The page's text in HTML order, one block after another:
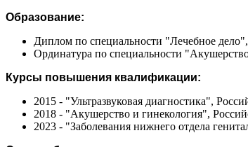
Образование:
Диплом по специальности "Лечебное
Ординатура по специальности
Курсы повышения квалификации:
2015 - "Ультразвуковая диагностика",
2018 - "Акушерство и гинекология",
2023 - "Заболевания нижнего отдела